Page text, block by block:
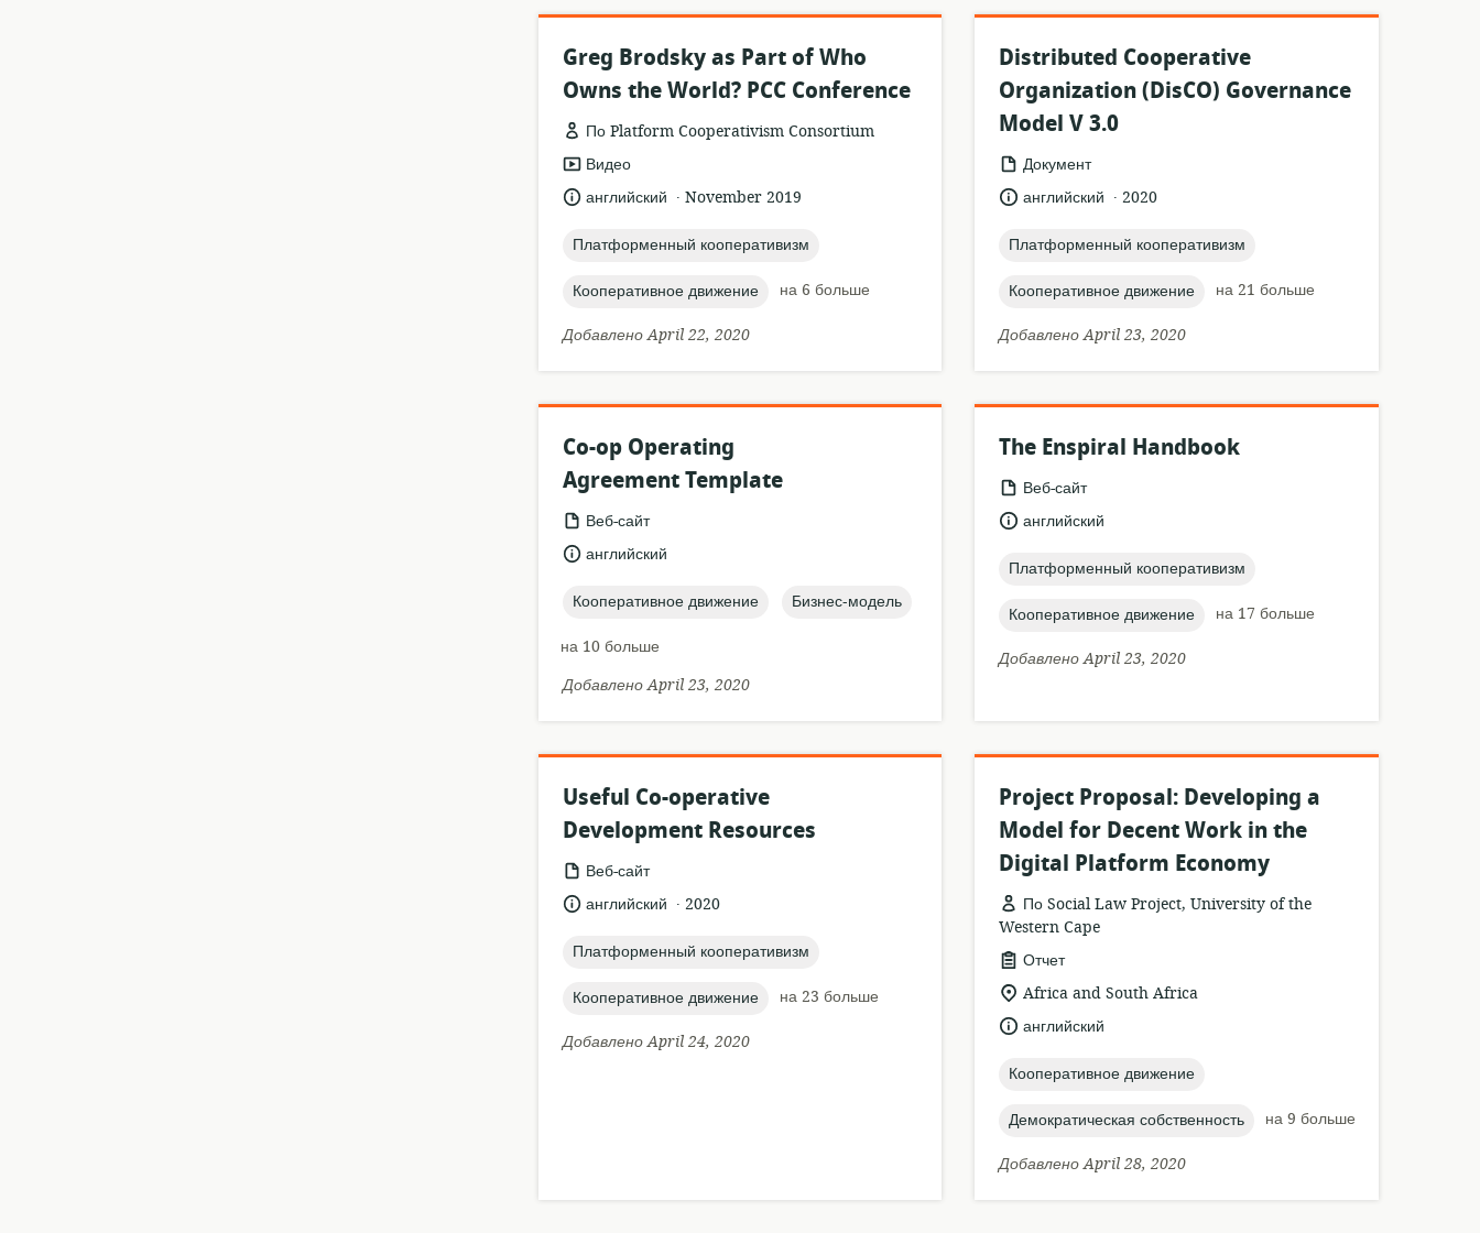
Greg Brodsky as Part of Who
Owns the World? PCC Conference
По Platform Cooperativism Consortium
формат
ресурса:
Видео
язык:английский .
опубликовано
November 2019
topic:
Платформенный кооперативизм
topic:
Кооперативное движение
на 6 больше
Добавлено April 22, 2020
Distributed Cooperative
Organization (DisCO) Governance
Model V 3.0
формат
ресурса:
Документ
язык:английский .
опубликовано
2020
topic:
Платформенный кооперативизм
topic:
Кооперативное движение
на 21 больше
Добавлено April 23, 2020
Co-op Operating
Agreement Template
формат
ресурса:
Веб-сайт
язык:английский
topic:
Кооперативное движение topic:
Бизнес-модель
на 10 больше
Добавлено April 23, 2020
The Enspiral Handbook
формат
ресурса:
Веб-сайт
язык:английский
topic:
Платформенный кооперативизм
topic:
Кооперативное движение
на 17 больше
Добавлено April 23, 2020
Useful Co-operative
Development Resources
формат
ресурса:
Веб-сайт
язык:английский .
опубликовано
2020
topic:
Платформенный кооперативизм
topic:
Кооперативное движение
на 23 больше
Добавлено April 24, 2020
Project Proposal: Developing a
Model for Decent Work in the
Digital Platform Economy
По Social Law Project, University of the
Western Cape
формат
ресурса:
Отчет
актуальное
местонахождение:
Africa and South Africa
язык:английский
topic:
Кооперативное движение
topic:
Демократическая собственность
на 9 больше
Добавлено April 28, 2020